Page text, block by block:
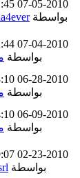
07-05-2010
PM
بواسطة
07-04-2010
PM
بواسطة
06-28-2010
PM
بواسطة
06-09-2010
PM
بواسطة
02-23-2010
PM
بواسطة